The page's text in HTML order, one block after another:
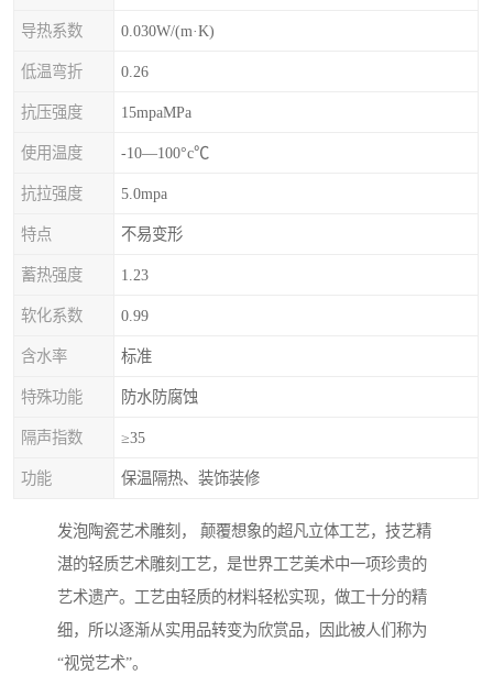
导热系数 0.030W/(m·K)
低温弯折 0.26
抗压强度 15mpaMPa
使用温度 -10—100°c℃
抗拉强度 5.0mpa
特点 不易变形
蓄热强度 1.23
软化系数 0.99
含水率 标准
特殊功能 防水防腐蚀
隔声指数 ≥35
功能 保温隔热、装饰装修
发泡陶瓷艺术雕刻， 颠覆想象的超凡立体工艺，技艺精
湛的轻质艺术雕刻工艺，是世界工艺美术中一项珍贵的
艺术遗产。工艺由轻质的材料轻松实现，做工十分的精
细，所以逐渐从实用品转变为欣赏品，因此被人们称为
“视觉艺术”。